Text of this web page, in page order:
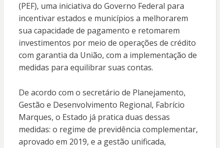
(PEF), uma iniciativa do Governo Federal para
incentivar estados e municípios a melhorarem
sua capacidade de pagamento e retomarem
investimentos por meio de operações de crédito
com garantia da União, com a implementação de
medidas para equilibrar suas contas.
De acordo com o secretário de Planejamento,
Gestão e Desenvolvimento Regional, Fabrício
Marques, o Estado já pratica duas dessas
medidas: o regime de previdência complementar,
aprovado em 2019, e a gestão unificada,